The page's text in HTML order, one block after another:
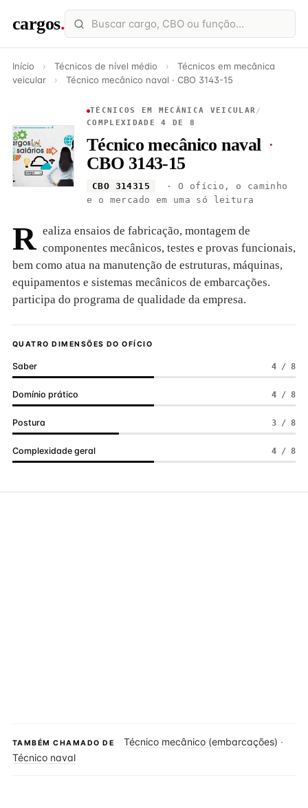
cargos.
Início › Técnicos de nível médio ›
Técnicos em mecânica
veicular
› Técnico mecânico naval · CBO 3143-15
TÉCNICOS EM MECÂNICA VEICULAR /
COMPLEXIDADE 4 DE 8
Técnico mecânico naval ·
CBO 3143-15
CBO 314315
· O ofício, o caminho
e o mercado em uma só leitura
R ealiza ensaios de fabricação, montagem de
componentes mecânicos, testes e provas funcionais,
bem como atua na manutenção de estruturas, máquinas,
equipamentos e sistemas mecânicos de embarcações.
participa do programa de qualidade da empresa.
QUATRO DIMENSÕES DO OFÍCIO
Saber 4 / 8
Domínio prático 4 / 8
Postura 3 / 8
Complexidade geral 4 / 8
TAMBÉM CHAMADO DE Técnico mecânico (embarcações) ·
Técnico naval